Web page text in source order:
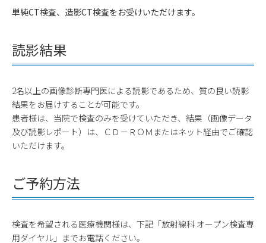
単純CT検査、造影CT検査をお受けいただけます。
読影結果
2名以上の画像診断専門医による読影であるため、質の良い読影
結果をお届けすることが可能です。
患者様は、当院で検査のみを受けていただき、結果（画像データ
及び読影レポート）は、ＣＤ－ＲＯＭまたはネット経由でご確認
いただけます。
ご予約方法
検査を希望される医療機関様は、下記「放射線科 オープン検査専
用ダイヤル」までお電話ください。